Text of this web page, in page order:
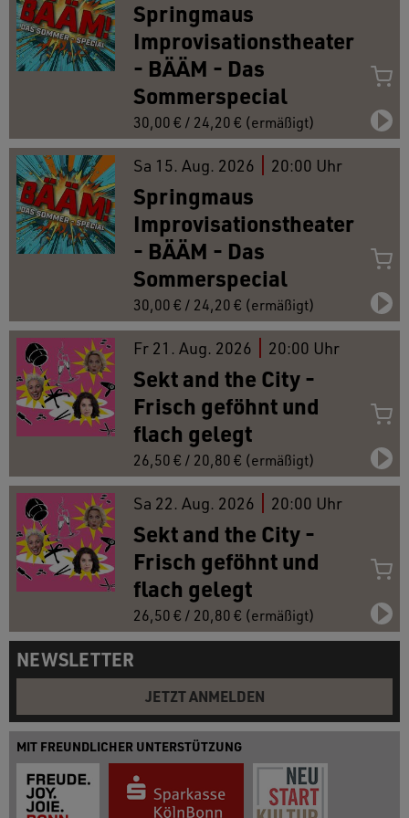
Springmaus
Improvisationstheater
- BÄÄM - Das
Sommerspecial
30,00 € / 24,20 € (ermäßigt)
Sa 15. Aug. 2026 20:00 Uhr
Springmaus
Improvisationstheater
- BÄÄM - Das
Sommerspecial
30,00 € / 24,20 € (ermäßigt)
Fr 21. Aug. 2026 20:00 Uhr
Sekt and the City -
Frisch geföhnt und
flach gelegt
26,50 € / 20,80 € (ermäßigt)
Sa 22. Aug. 2026 20:00 Uhr
Sekt and the City -
Frisch geföhnt und
flach gelegt
26,50 € / 20,80 € (ermäßigt)
NEWSLETTER
JETZT ANMELDEN
MIT FREUNDLICHER UNTERSTÜTZUNG